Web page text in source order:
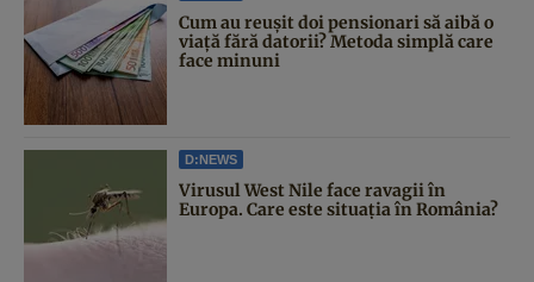
Cum au reușit doi pensionari să aibă o
viață fără datorii? Metoda simplă care
face minuni
D:NEWS
Virusul West Nile face ravagii în
Europa. Care este situația în România?